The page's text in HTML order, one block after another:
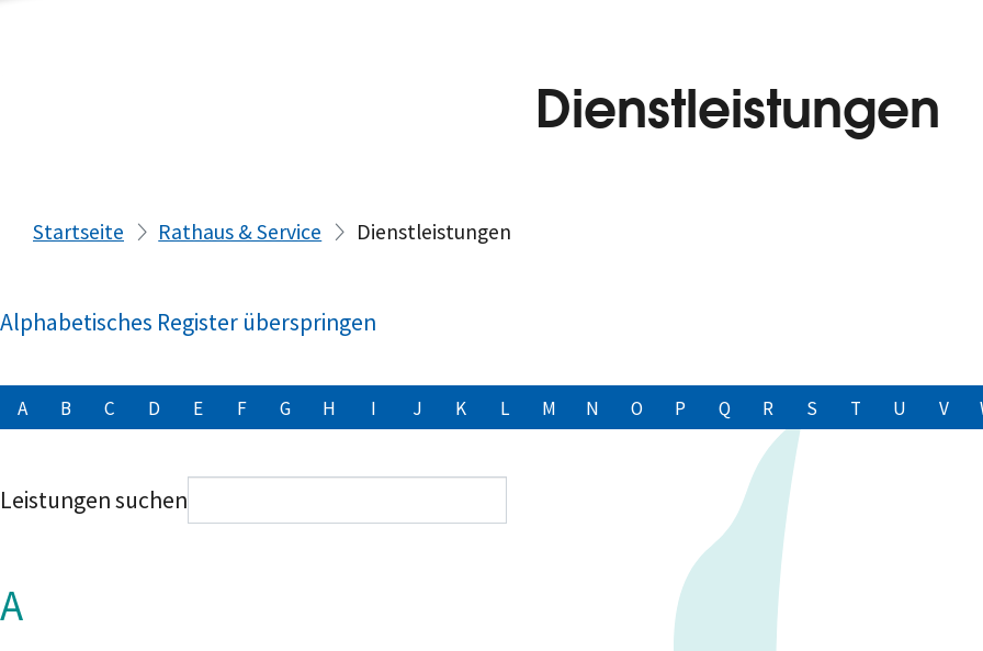
Dienstleistungen
Startseite Rathaus & Service Dienstleistungen
Alphabetisches Register überspringen
A B C D E F G H I J K L M N O P Q R S T U V
Leistungen suchen
A